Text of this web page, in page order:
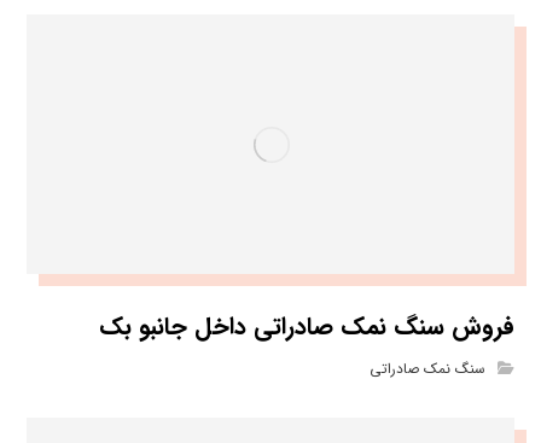
فروش سنگ نمک صادراتی داخل جانبو بک
سنگ نمک صادراتی